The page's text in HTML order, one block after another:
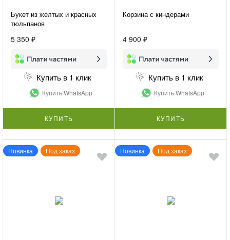
Букет из желтых и красных
тюльпанов
5 350 ₽
Купить в 1 клик
Купить WhatsApp
КУПИТЬ
Корзина с киндерами
4 900 ₽
Купить в 1 клик
Купить WhatsApp
КУПИТЬ
Новинка Под заказ Новинка Под заказ